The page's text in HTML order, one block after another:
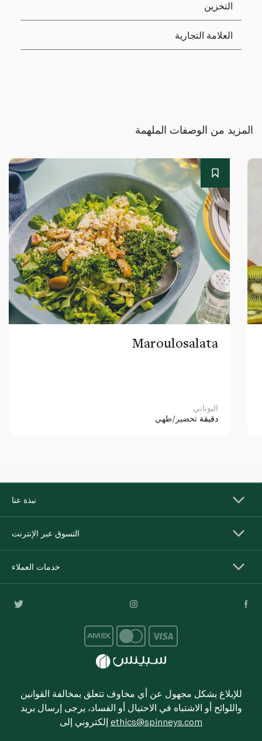
التخزين
العلامة التجارية
المزيد من الوصفات الملهمة
Maroulosalata
اليوناني
دقيقة تحضير/طهي
نبذة عنا
التسوق عبر الإنترنت
خدمات العملاء
للإبلاغ بشكل مجهول عن أي مخاوف تتعلق بمخالفة القوانين
واللوائح أو الاشتباه في الاحتيال أو الفساد، يرجى إرسال بريد
ethics@spinneys.com